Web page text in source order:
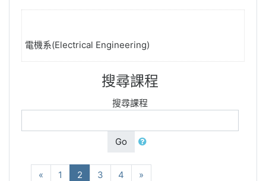
電機系(Electrical Engineering)
搜尋課程
搜尋課程
Go
« 向前1 2 (current)
3 4 »